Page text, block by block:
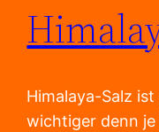
Himalaya-Salz
wichtiger denn je